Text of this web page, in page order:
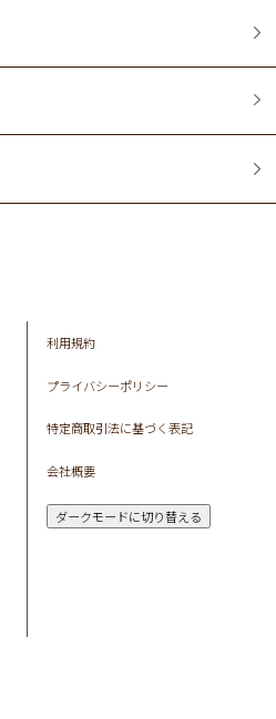
利用規約
プライバシーポリシー
特定商取引法に基づく表記
会社概要
ダークモードに切り替える